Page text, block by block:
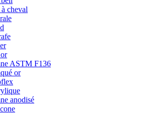
cheval
ASTM F136
or
anodisé